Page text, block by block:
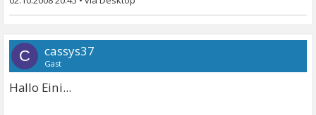
C cassys37
Gast
Hallo Eini...